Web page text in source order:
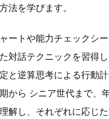
法を学びます。
ートや能力チェックシ
対話テクニックを習得
と逆算思考による行動
から シニア世代まで、
解し、それぞれに応じ